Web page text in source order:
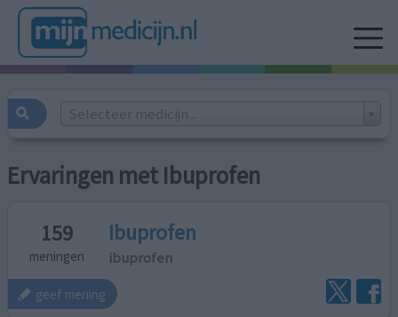
Selecteer medicijn...
Ervaringen met Ibuprofen
159
meningen
Ibuprofen
ibuprofen
geef mening